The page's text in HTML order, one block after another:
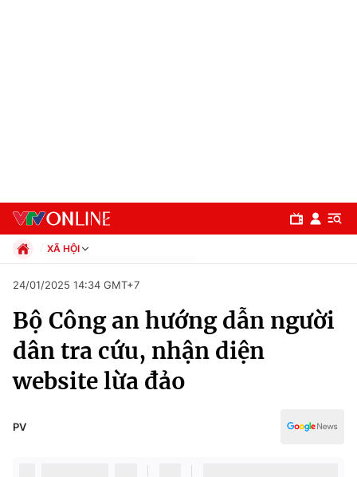
Chuyên mục
Chính trị
XÃ HỘI
Xã hội
Pháp luật
Kinh tế
Thể thao
Truyền hình
24/01/2025 14:34 GMT+7
Bộ Công an hướng dẫn người
dân tra cứu, nhận diện
website lừa đảo
PV